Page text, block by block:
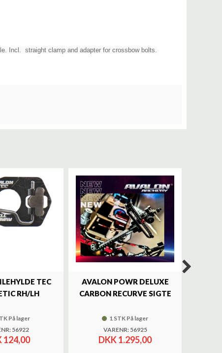
Incl. straight clamp and adapter for crossbow bolts.
TEC
RH/LH
På lager
56922
124,00
AVALON POWR DELUXE
CARBON RECURVE SIGTE
1 STK På lager
VARENR: 56925
DKK 1.295,00